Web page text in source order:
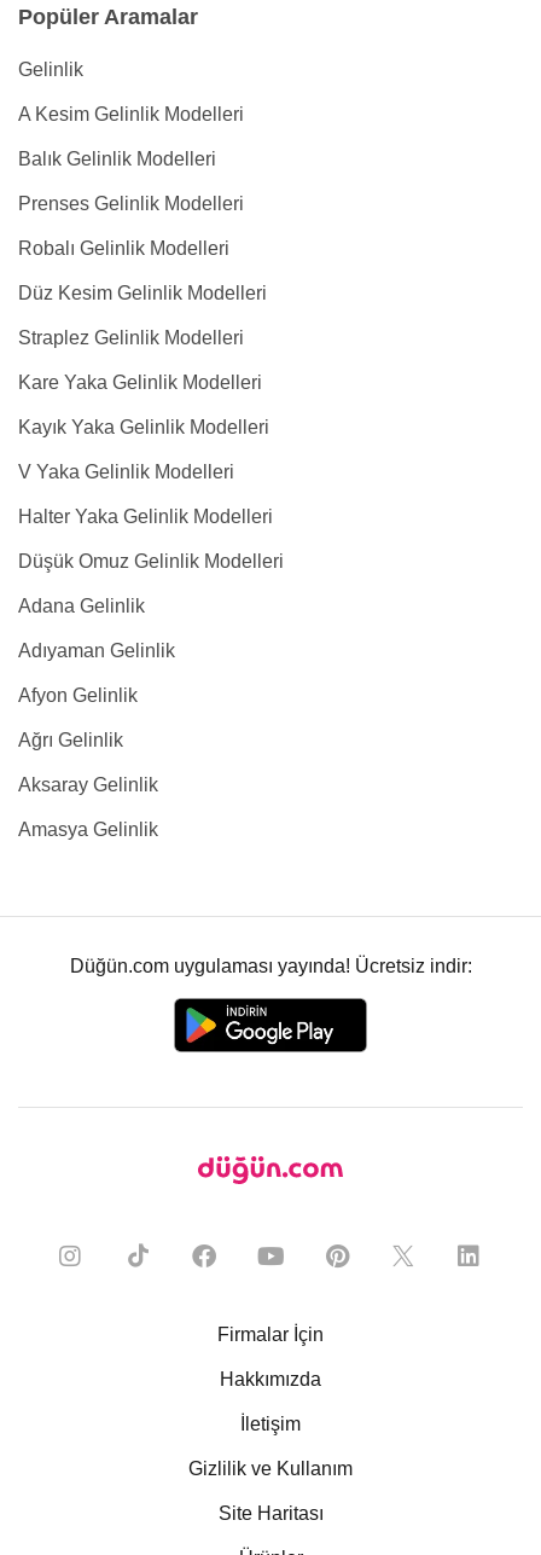
Popüler Aramalar
Gelinlik
A Kesim Gelinlik Modelleri
Balık Gelinlik Modelleri
Prenses Gelinlik Modelleri
Robalı Gelinlik Modelleri
Düz Kesim Gelinlik Modelleri
Straplez Gelinlik Modelleri
Kare Yaka Gelinlik Modelleri
Kayık Yaka Gelinlik Modelleri
V Yaka Gelinlik Modelleri
Halter Yaka Gelinlik Modelleri
Düşük Omuz Gelinlik Modelleri
Adana Gelinlik
Adıyaman Gelinlik
Afyon Gelinlik
Ağrı Gelinlik
Aksaray Gelinlik
Amasya Gelinlik
Düğün.com uygulaması yayında! Ücretsiz indir:
Firmalar İçin
Hakkımızda
İletişim
Gizlilik ve Kullanım
Site Haritası